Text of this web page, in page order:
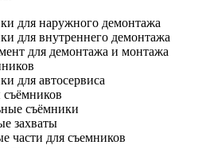
для наружного демонтажа
для внутреннего демонтажа
для демонтажа и монтажа
для автосервиса
съёмники
захваты
части для съемников